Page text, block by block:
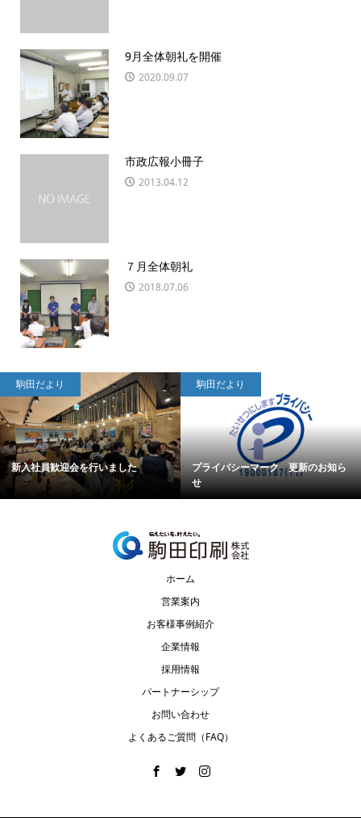
9月全体朝礼を開催
2020.09.07
市政広報小冊子
2013.04.12
７月全体朝礼
2018.07.06
駒田だより
新入社員歓迎会を行いました
駒田だより
プライバシーマーク 更新のお知ら
せ
ホーム
営業案内
お客様事例紹介
企業情報
採用情報
パートナーシップ
お問い合わせ
よくあるご質問（FAQ）